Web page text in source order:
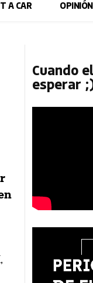
A CAR OPINIÓN
Cuando
esperar